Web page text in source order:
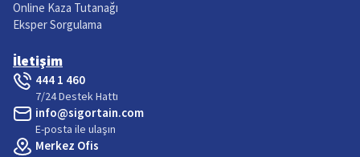
Online Kaza Tutanağı
Eksper Sorgulama
İletişim
444 1 460
7/24 Destek Hattı
info@sigortain.com
E-posta ile ulaşın
Merkez Ofis